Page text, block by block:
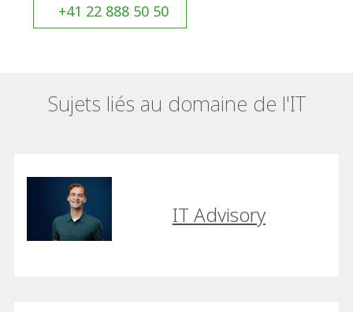
+41 22 888 50 50
Sujets liés au domaine de l'IT
IT Advisory